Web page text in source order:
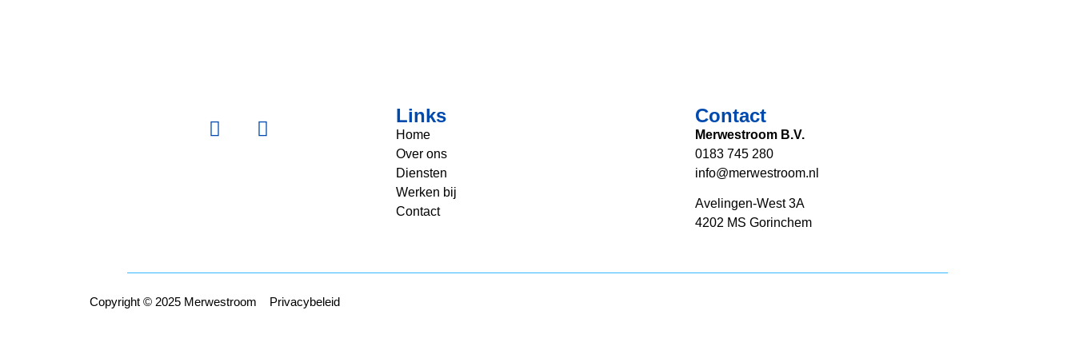
Links
Home
Over ons
Diensten
Werken bij
Contact
Contact
Merwestroom B.V.
0183 745 280
info@merwestroom.nl
Avelingen-West 3A
4202 MS Gorinchem
Copyright © 2025 Merwestroom Privacybeleid